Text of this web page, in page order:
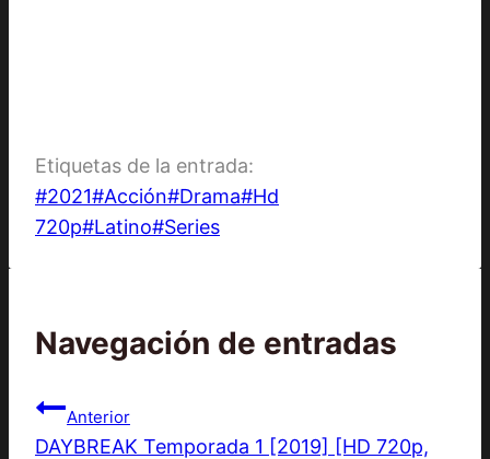
Etiquetas de la entrada:
#2021#Acción#Drama#Hd
720p#Latino#Series
Navegación de entradas
Anterior
DAYBREAK Temporada 1 [2019] [HD 720p,